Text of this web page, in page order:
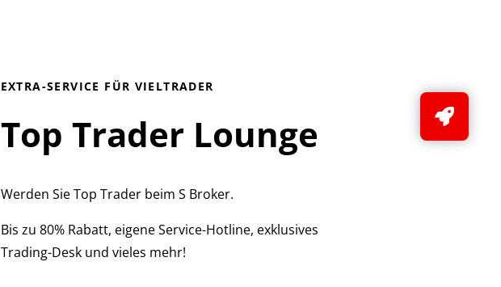
EXTRA-SERVICE FÜR VIELTRADER
Top Trader Lounge
Werden Sie Top Trader beim S Broker.
Bis zu 80% Rabatt, eigene Service-Hotline, exklusives
Trading-Desk und vieles mehr!